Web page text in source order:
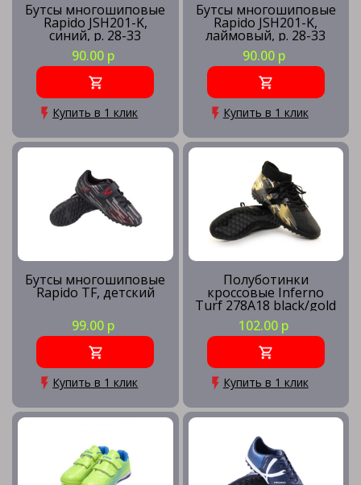
Бутсы многошиповые
Rapido JSH201-K,
синий, р. 28-33
90.00 р
Купить в 1 клик
Бутсы многошиповые
Rapido JSH201-K,
лаймовый, р. 28-33
90.00 р
Купить в 1 клик
Бутсы многошиповые
Rapido TF, детский
99.00 р
Купить в 1 клик
Полуботинки
кроссовые Inferno
Turf 278А18 black/gold
102.00 р
Купить в 1 клик